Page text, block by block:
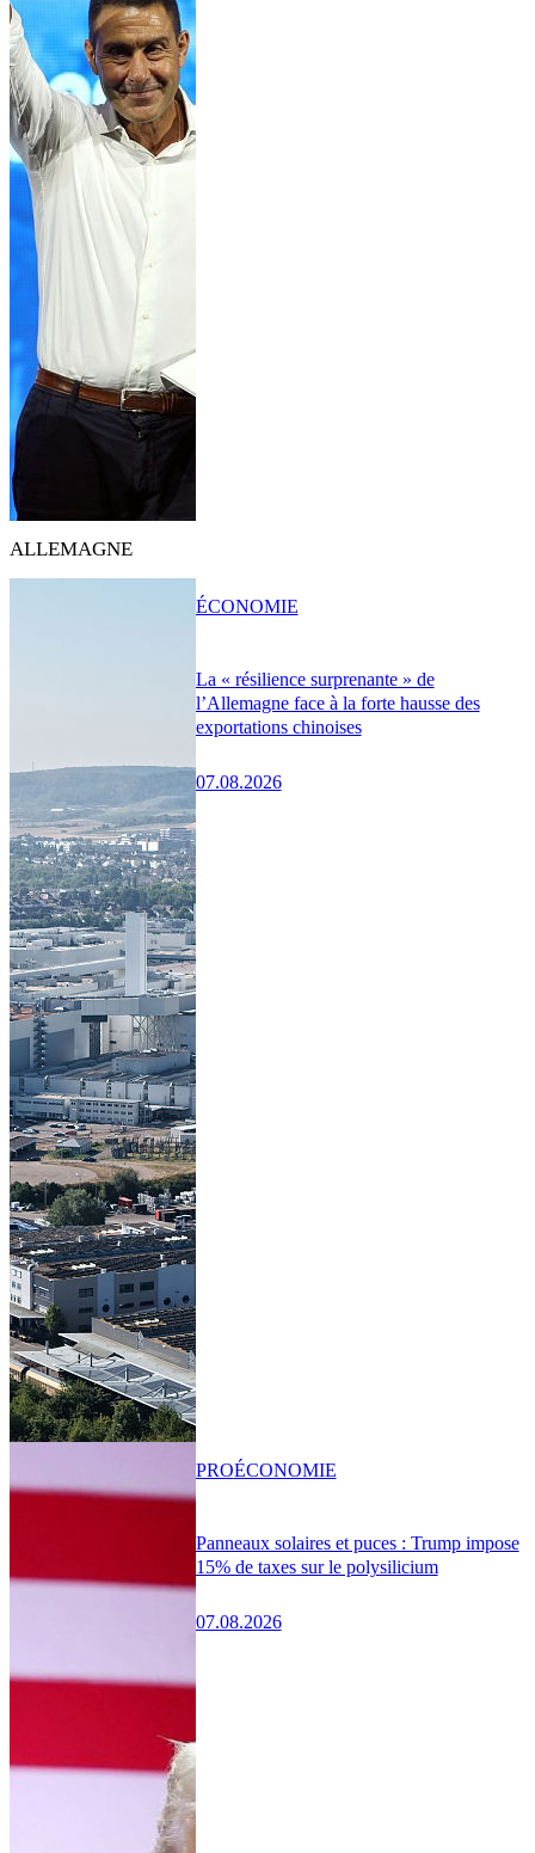
ALLEMAGNE
La « résilience surprenante » de
l’Allemagne face à la forte hausse des
exportations chinoises
07.08.2026
ÉCONOMIE
Panneaux solaires et puces : Trump impose
15% de taxes sur le polysilicium
07.08.2026
PROÉCONOMIE